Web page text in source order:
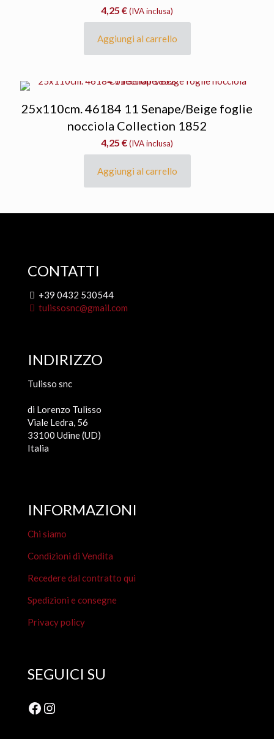
4,25 €(IVA inclusa)
Aggiungi al carrello
25x110cm. 46184 11 Senape/Beige foglie
nocciola Collection 1852
4,25 €(IVA inclusa)
Aggiungi al carrello
CONTATTI
+39 0432 530544
tulissosnc@gmail.com
INDIRIZZO
Tulisso snc
di Lorenzo Tulisso
Viale Ledra, 56
33100 Udine (UD)
Italia
INFORMAZIONI
Chi siamo
Condizioni di Vendita
Recedere dal contratto qui
Spedizioni e consegne
Privacy policy
SEGUICI SU
Facebook
Instagram